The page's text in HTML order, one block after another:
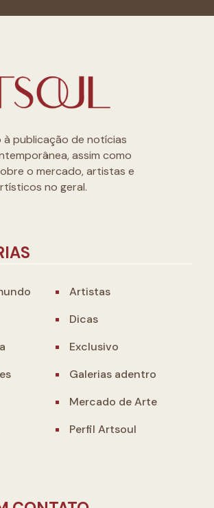
à publicação de notícias
assim como
o mercado, artistas e
no geral.
Artistas
Dicas
Exclusivo
Galerias adentro
Mercado de Arte
Perfil Artsoul